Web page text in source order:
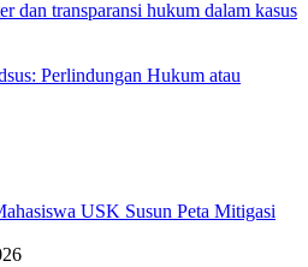
Perlindungan Hukum atau
USK Susun Peta Mitigasi